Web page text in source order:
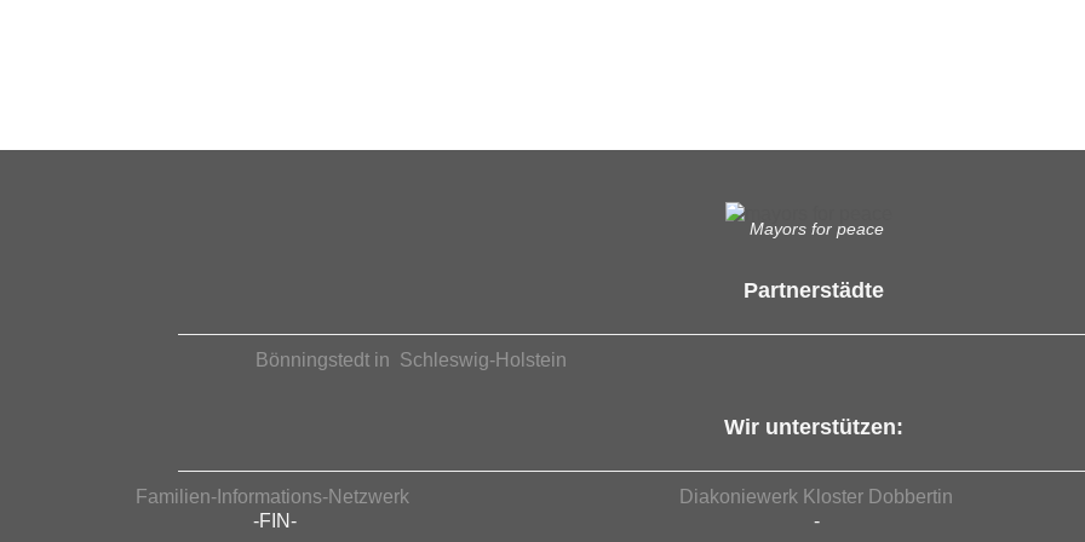
Mayors for peace
Partnerstädte
Bönningstedt in Schleswig-Holstein
Wir unterstützen:
Familien-Informations-Netzwerk
-FIN-
Diakoniewerk Kloster Dobbertin
-